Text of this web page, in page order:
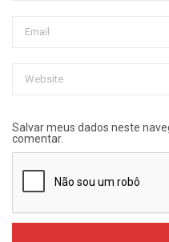
Salvar meus dados neste
comentar.